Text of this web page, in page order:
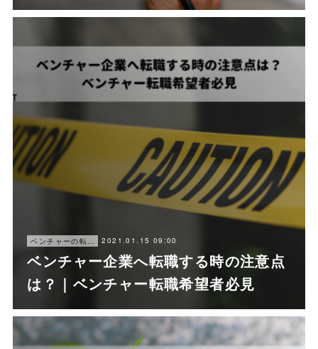
2021.01.15 09:00
ベンチャー企業へ転職する時の注意点
は？｜ベンチャー転職希望者必見